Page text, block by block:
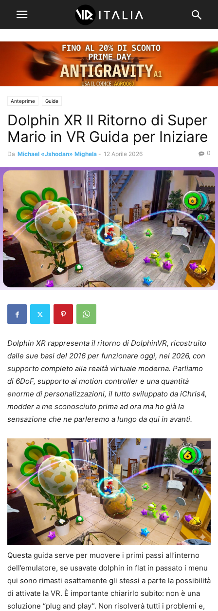
Anteprime Guide
Dolphin XR Il Ritorno di Super
Mario in VR Guida per Iniziare
Da Michael «Jshodan» Mighela - 12 Aprile 2026 0
Dolphin XR rappresenta il ritorno di DolphinVR, ricostruito
dalle sue basi del 2016 per funzionare oggi, nel 2026, con
supporto completo alla realtà virtuale moderna. Parliamo
di 6DoF, supporto ai motion controller e una quantità
enorme di personalizzazioni, il tutto sviluppato da iChris4,
modder a me sconosciuto prima ad ora ma ho già la
sensazione che ne parleremo a lungo da qui in avanti.
Questa guida serve per muovere i primi passi all’interno
dell’emulatore, se usavate dolphin in flat in passato i menu
qui sono rimasti esattamente gli stessi a parte la possibilità
di attivate la VR. È importante chiarirlo subito: non è una
soluzione “plug and play”. Non risolverà tutti i problemi e,